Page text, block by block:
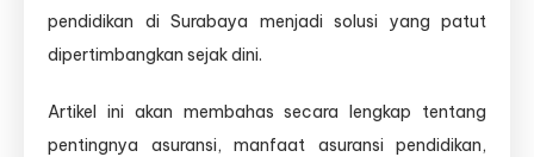
pendidikan di Surabaya menjadi solusi yang patut
dipertimbangkan sejak dini.
Artikel ini akan membahas secara lengkap tentang
pentingnya asuransi, manfaat asuransi pendidikan,